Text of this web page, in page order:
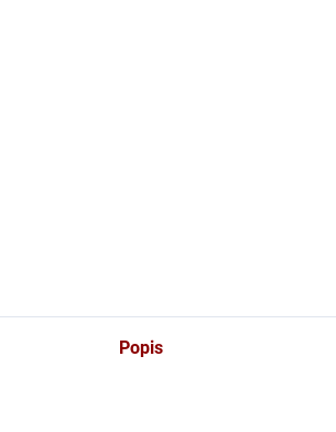
Popis